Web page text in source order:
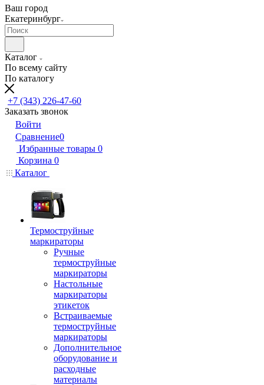
Ваш город
Екатеринбург
Каталог
По всему сайту
По каталогу
+7 (343) 226-47-60
Заказать звонок
Войти
Сравнение0
Избранные товары 0
Корзина 0
Каталог
Термоструйные
маркираторы
Ручные
термоструйные
маркираторы
Настольные
маркираторы
этикеток
Встраиваемые
термоструйные
маркираторы
Дополнительное
оборудование и
расходные
материалы